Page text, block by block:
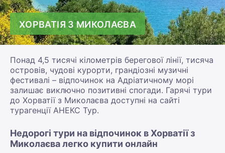
ХОРВАТІЯ З МИКОЛАЄВА
Понад 4,5 тисячі кілометрів берегової лінії, тисяча
островів, чудові курорти, грандіозні музичні
фестивалі – відпочинок на Адріатичному морі
залишає виключно позитивні спогади. Гарячі тури
до Хорватії з Миколаєва доступні на сайті
турагенції АНЕКС Тур.
Недорогі тури на відпочинок в Хорватії з
Миколаєва легко купити онлайн